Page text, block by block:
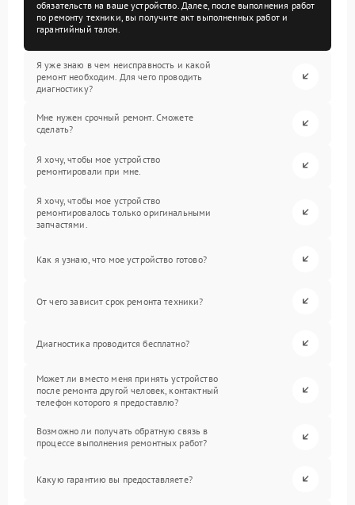
обязательств на ваше устройство. Далее, после выполнения работ
по ремонту техники, вы получите акт выполненных работ и
гарантийный талон.
Я уже знаю в чем неисправность и какой
ремонт необходим. Для чего проводить
диагностику?
Мне нужен срочный ремонт. Сможете
сделать?
Я хочу, чтобы мое устройство
ремонтировали при мне.
Я хочу, чтобы мое устройство
ремонтировалось только оригинальными
запчастями.
Как я узнаю, что мое устройство готово?
От чего зависит срок ремонта техники?
Диагностика проводится бесплатно?
Может ли вместо меня принять устройство
после ремонта другой человек, контактный
телефон которого я предоставлю?
Возможно ли получать обратную связь в
процессе выполнения ремонтных работ?
Какую гарантию вы предоставляете?